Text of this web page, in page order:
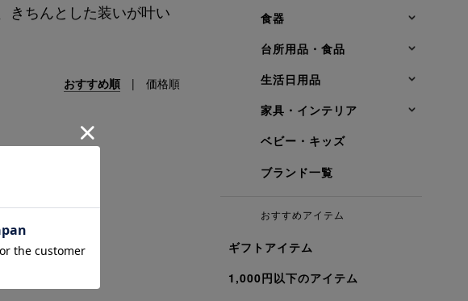
食器
台所用品・食品
生活日用品
家具・インテリア
ベビー・キッズ
ブランド一覧
おすすめアイテム
ギフトアイテム
1,000円以下のアイテム
きちんとした装いが叶い
おすすめ順 | 価格順